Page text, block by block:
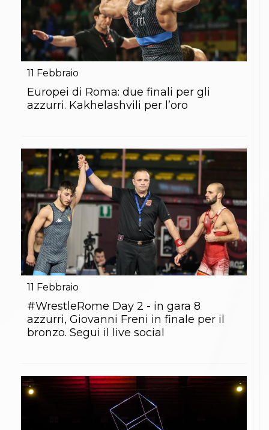
11 Febbraio
Europei di Roma: due finali per gli
azzurri. Kakhelashvili per l’oro
11 Febbraio
#WrestleRome Day 2 - in gara 8
azzurri, Giovanni Freni in finale per il
bronzo. Segui il live social